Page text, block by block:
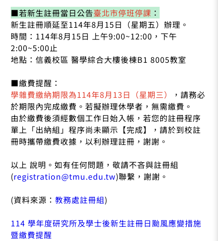
■若新生註冊當日公告臺北市停班停課 ：
新生註冊順延至114年8月15日（星期五）辦理。
時間：114年8月15日 上午9:00~12:00，下午
2:00~5:00止
地點：信義校區 醫學綜合大樓後棟B1 8005教室
■繳費提醒：
學雜費繳納期限為114年8月13日（星期三）
，請務必
於期限內完成繳費。若擬辦理休學者，無需繳費。
由於繳費後須經數個工作日始入帳，若您的註冊程序
單上「出納組」程序尚未顯示【完成】，請於到校註
冊時攜帶繳費收據，以利辦理註冊，謝謝。
以上 說明。如有任何問題，敬請不吝與註冊組
(registration@tmu.edu.tw)聯繫，謝謝。
(資料來源：教務處註冊組)
114 學年度研究所及學士後新生註冊日颱風應變措施
暨繳費提醒